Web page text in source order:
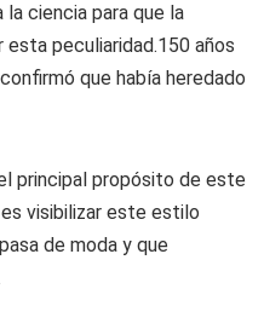
ciencia para que la
esta peculiaridad.150 años
que había heredado
principal propósito de este
visibilizar este estilo
de moda y que